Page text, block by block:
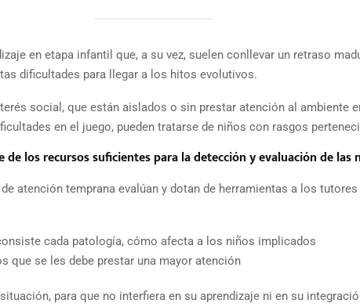
en etapa infantil que, a su vez, suelen conllevar un retraso
dificultades para llegar a los hitos evolutivos.
social, que están aislados o sin prestar atención al ambiente
en el juego, pueden tratarse de niños con rasgos
los recursos suficientes para la detección y evaluación de las
atención temprana evalúan y dotan de herramientas a los
cada patología, cómo afecta a los niños implicados
que se les debe prestar una mayor atención
para que no interfiera en su aprendizaje ni en su